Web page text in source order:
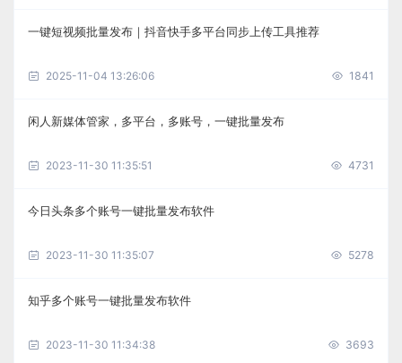
一键短视频批量发布｜抖音快手多平台同步上传工具推荐
2025-11-04 13:26:06 1841
闲人新媒体管家，多平台，多账号，一键批量发布
2023-11-30 11:35:51 4731
今日头条多个账号一键批量发布软件
2023-11-30 11:35:07 5278
知乎多个账号一键批量发布软件
2023-11-30 11:34:38 3693